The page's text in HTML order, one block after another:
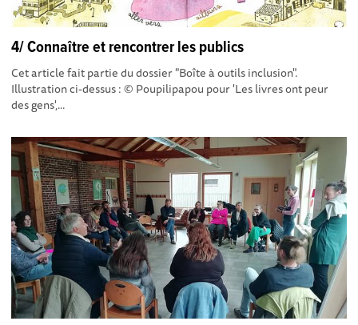
4/ Connaître et rencontrer les publics
Cet article fait partie du dossier "Boîte à outils inclusion" .
Illustration ci-dessus : © Poupilipapou pour 'Les livres ont peur
des gens',...